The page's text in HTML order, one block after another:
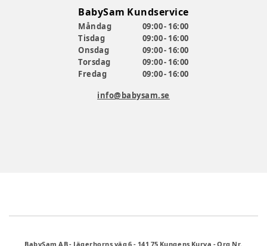
BabySam Kundservice
Måndag
09:00 - 16:00
Tisdag
09:00 - 16:00
Onsdag
09:00 - 16:00
Torsdag
09:00 - 16:00
Fredag
09:00 - 16:00
info@babysam.se
BabySam AB- Jägerhorns väg 6 - 141 75 Kungens Kurva -Org Nr.